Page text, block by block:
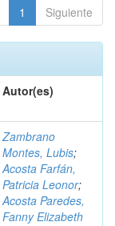
1 Siguiente
Autor(es)
Zambrano
Montes, Lubis;
Acosta Farfán,
Patricia Leonor;
Acosta Paredes,
Fanny Elizabeth